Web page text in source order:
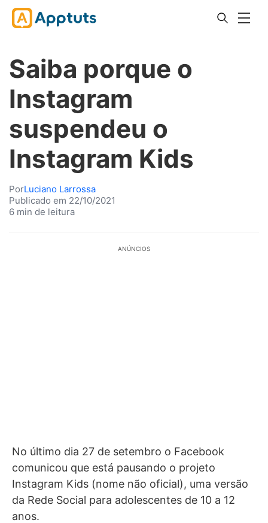
Saiba porque o
Instagram
suspendeu o
Instagram Kids
PorLuciano Larrossa
Publicado em 22/10/2021
6 min de leitura
ANÚNCIOS
No último dia 27 de setembro o Facebook
comunicou que está pausando o projeto
Instagram Kids (nome não oficial), uma versão
da Rede Social para adolescentes de 10 a 12
anos.